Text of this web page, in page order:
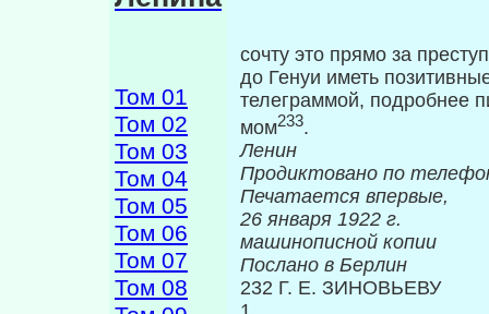
Том 01
Том 02
Том 03
Том 04
Том 05
Том 06
Том 07
Том 08
сочту это прямо за
до Генуи иметь
телеграммой, подробнее
мом233.
Ленин
Продиктовано по
Печатается впервые,
26
машинописной копии
Послано в Берлин
232 Г. Е. ЗИНОВЬЕВУ